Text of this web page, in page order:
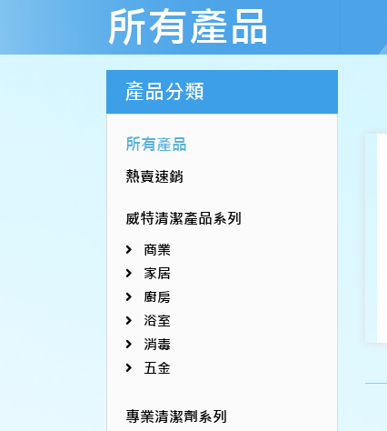
所有產品
產品分類
所有產品
熱賣速銷
威特清潔產品系列
商業
家居
廚房
浴室
消毒
五金
專業清潔劑系列